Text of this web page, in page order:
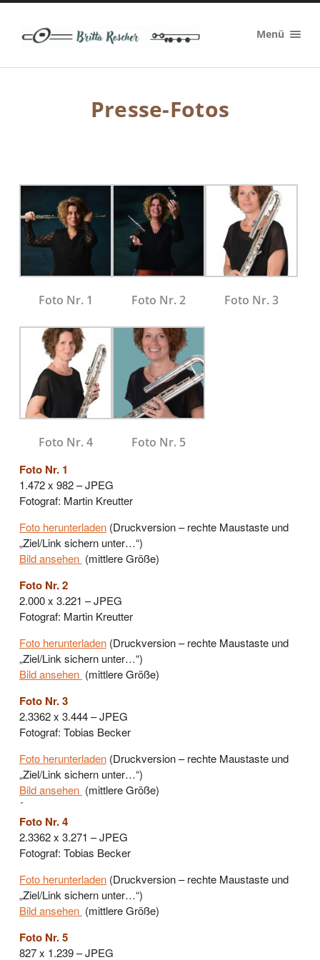
Britta
Roscher
Menü
Presse-Fotos
Foto Nr. 1 Foto Nr. 2 Foto Nr. 3
Foto Nr. 4
Foto Nr. 5
Foto Nr. 1
1.472 x 982 – JPEG
Fotograf: Martin Kreutter
Foto herunterladen(Druckversion – rechte Maustaste und
„Ziel/Link sichern unter…“)
Bild ansehen (mittlere Größe)
Foto Nr. 2
2.000 x 3.221 – JPEG
Fotograf: Martin Kreutter
Foto herunterladen(Druckversion – rechte Maustaste und
„Ziel/Link sichern unter…“)
Bild ansehen (mittlere Größe)
Foto Nr. 3
2.3362 x 3.444 – JPEG
Fotograf: Tobias Becker
Foto herunterladen(Druckversion – rechte Maustaste und
„Ziel/Link sichern unter…“)
Bild ansehen (mittlere Größe)
´
Foto Nr. 4
2.3362 x 3.271 – JPEG
Fotograf: Tobias Becker
Foto herunterladen(Druckversion – rechte Maustaste und
„Ziel/Link sichern unter…“)
Bild ansehen (mittlere Größe)
Foto Nr. 5
827 x 1.239 – JPEG